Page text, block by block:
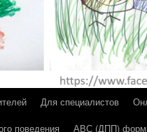
Для специалистов
поведения АВС (ДПП)